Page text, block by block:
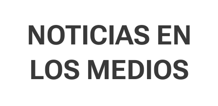
NOTICIAS EN
LOS MEDIOS